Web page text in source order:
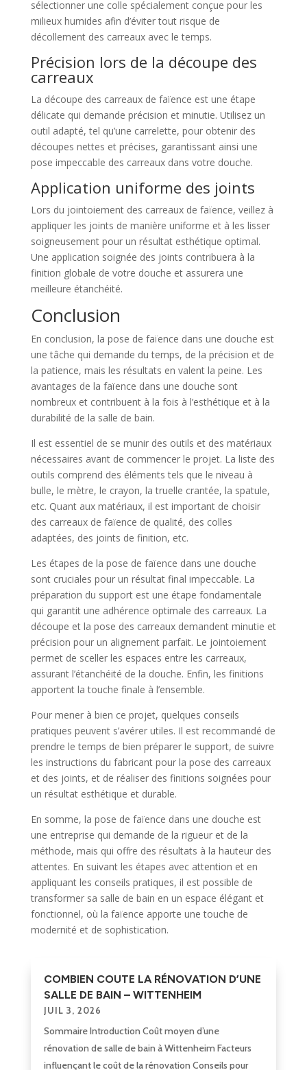
sélectionner une colle spécialement conçue pour les
milieux humides afin d’éviter tout risque de
décollement des carreaux avec le temps.
Précision lors de la découpe des
carreaux
La découpe des carreaux de faïence est une étape
délicate qui demande précision et minutie. Utilisez un
outil adapté, tel qu’une carrelette, pour obtenir des
découpes nettes et précises, garantissant ainsi une
pose impeccable des carreaux dans votre douche.
Application uniforme des joints
Lors du jointoiement des carreaux de faïence, veillez à
appliquer les joints de manière uniforme et à les lisser
soigneusement pour un résultat esthétique optimal.
Une application soignée des joints contribuera à la
finition globale de votre douche et assurera une
meilleure étanchéité.
Conclusion
En conclusion, la pose de faïence dans une douche est
une tâche qui demande du temps, de la précision et de
la patience, mais les résultats en valent la peine. Les
avantages de la faïence dans une douche sont
nombreux et contribuent à la fois à l’esthétique et à la
durabilité de la salle de bain.
Il est essentiel de se munir des outils et des matériaux
nécessaires avant de commencer le projet. La liste des
outils comprend des éléments tels que le niveau à
bulle, le mètre, le crayon, la truelle crantée, la spatule,
etc. Quant aux matériaux, il est important de choisir
des carreaux de faïence de qualité, des colles
adaptées, des joints de finition, etc.
Les étapes de la pose de faïence dans une douche
sont cruciales pour un résultat final impeccable. La
préparation du support est une étape fondamentale
qui garantit une adhérence optimale des carreaux. La
découpe et la pose des carreaux demandent minutie et
précision pour un alignement parfait. Le jointoiement
permet de sceller les espaces entre les carreaux,
assurant l’étanchéité de la douche. Enfin, les finitions
apportent la touche finale à l’ensemble.
Pour mener à bien ce projet, quelques conseils
pratiques peuvent s’avérer utiles. Il est recommandé de
prendre le temps de bien préparer le support, de suivre
les instructions du fabricant pour la pose des carreaux
et des joints, et de réaliser des finitions soignées pour
un résultat esthétique et durable.
En somme, la pose de faïence dans une douche est
une entreprise qui demande de la rigueur et de la
méthode, mais qui offre des résultats à la hauteur des
attentes. En suivant les étapes avec attention et en
appliquant les conseils pratiques, il est possible de
transformer sa salle de bain en un espace élégant et
fonctionnel, où la faïence apporte une touche de
modernité et de sophistication.
COMBIEN COUTE LA RÉNOVATION D’UNE
SALLE DE BAIN – WITTENHEIM
JUIL 3, 2026
Sommaire Introduction Coût moyen d’une
rénovation de salle de bain à Wittenheim Facteurs
influençant le coût de la rénovation Conseils pour